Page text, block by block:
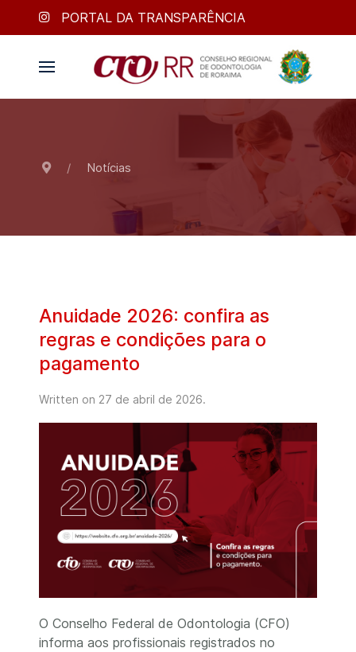
PORTAL DA TRANSPARÊNCIA
Notícias
Anuidade 2026: confira as
regras e condições para o
pagamento
Written on 27 de abril de 2026.
O Conselho Federal de Odontologia (CFO)
informa aos profissionais registrados no